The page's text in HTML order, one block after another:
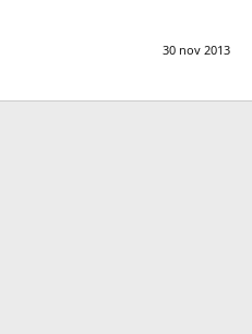
30 nov 2013